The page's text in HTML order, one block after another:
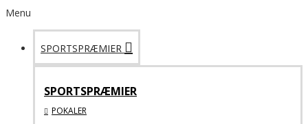
Menu
SPORTSPRÆMIER
SPORTSPRÆMIER
POKALER